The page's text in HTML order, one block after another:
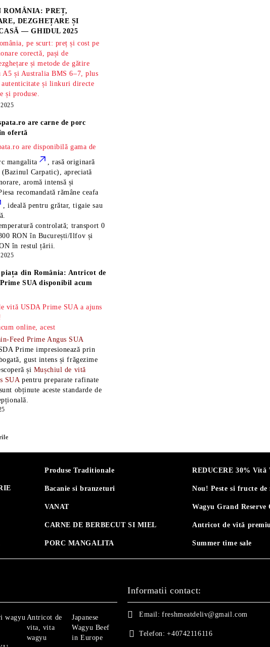
ROMÂNIA: PREȚ,
DEZGHEȚARE ȘI
— GHIDUL 2025
pe scurt: preț și cost pe
corectă, pași de
și metode de gătire
A5 și Australia BMS 6–7, plus
autenticitate și linkuri directe
și produse.
arecarne de porc
ofertă
are disponibilă gama de
mangalita
, rasă originară
(Bazinul Carpatic), apreciată
aromă intensă și
recomandată rămâneceafa
, ideală pentru grătar, tigaie sau
controlată; transport 0
RON în București/Ilfov și
în restul țării.
piața din România: Antricot de
SUA disponibil acum
vită USDA Prime SUA a ajuns
online, acest
Feed Prime Angus SUA
Prime impresionează prin
gust intens și frăgezime
și Mușchiul de vită
SUA pentru preparate rafinate
obținute aceste standarde de
Produse Traditionale
Bacanie si branzeturi
VANAT
CARNE DE BERBECUT SI MIEL
PORC MANGALITA
REDUCERE 30%
Nou! Peste si fructe
Wagyu Grand Reserve
Antricot de vită
Summer time sale
wagyu Antricot de
vita, vita
wagyu
Japanese
Wagyu Beef
in Europe
Informatii contact:
Email: freshmeatdeliv@gmail.com
Telefon: +40742116116